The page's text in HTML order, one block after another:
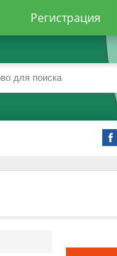
Регистрация